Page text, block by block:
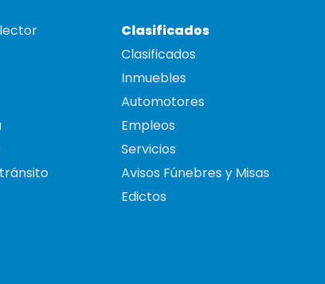
Clasificados
Clasificados
Inmuebles
Automotores
Empleos
Servicios
Avisos Fúnebres y Misas
Edictos